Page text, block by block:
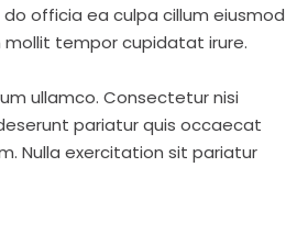
officia ea culpa cillum eiusmod
mollit tempor cupidatat irure.
ullamco. Consectetur nisi
pariatur quis occaecat
Nulla exercitation sit pariatur